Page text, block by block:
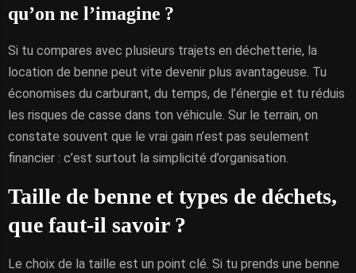
qu’on ne l’imagine ?
Si tu compares avec plusieurs trajets en déchetterie, la
location de benne peut vite devenir plus avantageuse. Tu
économises du carburant, du temps, de l’énergie et tu réduis
les risques de casse dans ton véhicule. Sur le terrain, on
constate souvent que le vrai gain n’est pas seulement
financier : c’est surtout la simplicité d’organisation.
Taille de benne et types de déchets,
que faut-il savoir ?
Le choix de la taille est un point clé. Si tu prends une benne